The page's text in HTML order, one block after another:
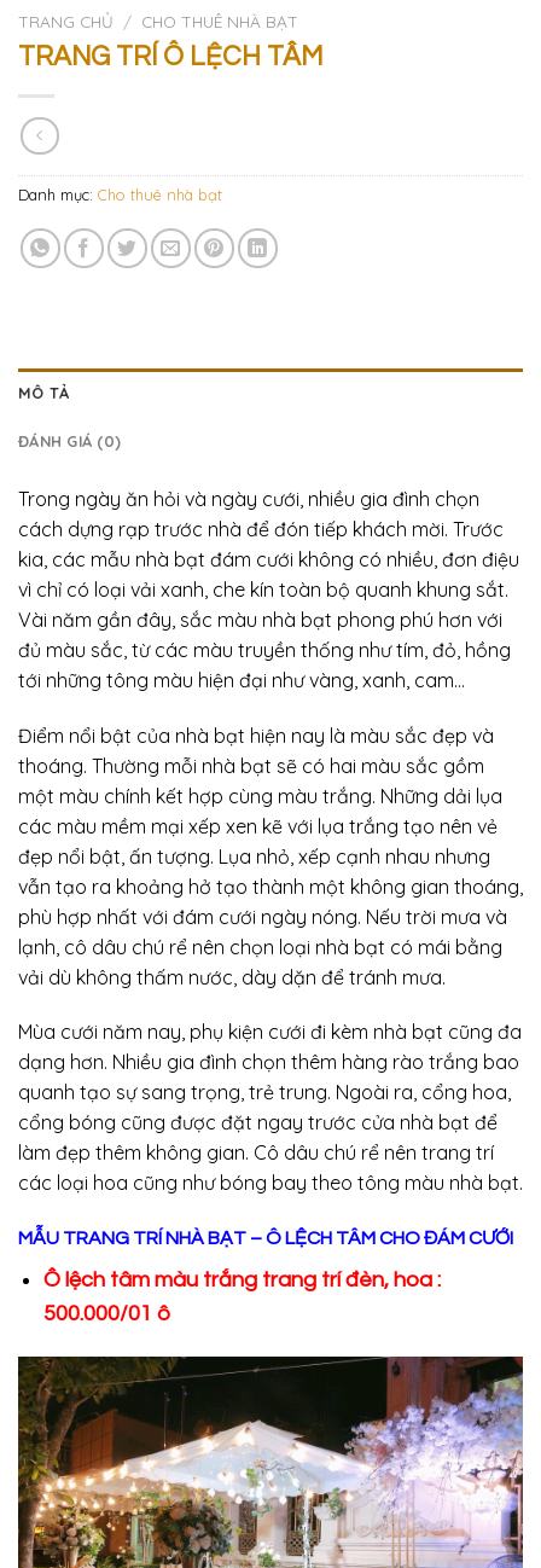
TRANG CHỦ / CHO THUÊ NHÀ BẠT
TRANG TRÍ Ô LỆCH TÂM
Danh mục: Cho thuê nhà bạt
MÔ TẢ
ĐÁNH GIÁ (0)
Trong ngày ăn hỏi và ngày cưới, nhiều gia đình chọn
cách dựng rạp trước nhà để đón tiếp khách mời. Trước
kia, các mẫu nhà bạt đám cưới không có nhiều, đơn điệu
vì chỉ có loại vải xanh, che kín toàn bộ quanh khung sắt.
Vài năm gần đây, sắc màu nhà bạt phong phú hơn với
đủ màu sắc, từ các màu truyền thống như tím, đỏ, hồng
tới những tông màu hiện đại như vàng, xanh, cam…
Điểm nổi bật của nhà bạt hiện nay là màu sắc đẹp và
thoáng. Thường mỗi nhà bạt sẽ có hai màu sắc gồm
một màu chính kết hợp cùng màu trắng. Những dải lụa
các màu mềm mại xếp xen kẽ với lụa trắng tạo nên vẻ
đẹp nổi bật, ấn tượng. Lụa nhỏ, xếp cạnh nhau nhưng
vẫn tạo ra khoảng hở tạo thành một không gian thoáng,
phù hợp nhất với đám cưới ngày nóng. Nếu trời mưa và
lạnh, cô dâu chú rể nên chọn loại nhà bạt có mái bằng
vải dù không thấm nước, dày dặn để tránh mưa.
Mùa cưới năm nay, phụ kiện cưới đi kèm nhà bạt cũng đa
dạng hơn. Nhiều gia đình chọn thêm hàng rào trắng bao
quanh tạo sự sang trọng, trẻ trung. Ngoài ra, cổng hoa,
cổng bóng cũng được đặt ngay trước cửa nhà bạt để
làm đẹp thêm không gian. Cô dâu chú rể nên trang trí
các loại hoa cũng như bóng bay theo tông màu nhà bạt.
MẪU TRANG TRÍ NHÀ BẠT – Ô LỆCH TÂM CHO ĐÁM CƯỚI
Ô lệch tâm màu trắng trang trí đèn, hoa :
500.000/01 ô